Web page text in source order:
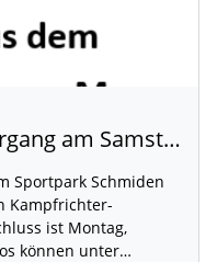
Kampfrichter-Grundlehrgang am Samstag, 25.11.2023 in Fellbach-Schmiden
Sportpark Schmiden
Kampfrichter-
ist Montag,
können unter…